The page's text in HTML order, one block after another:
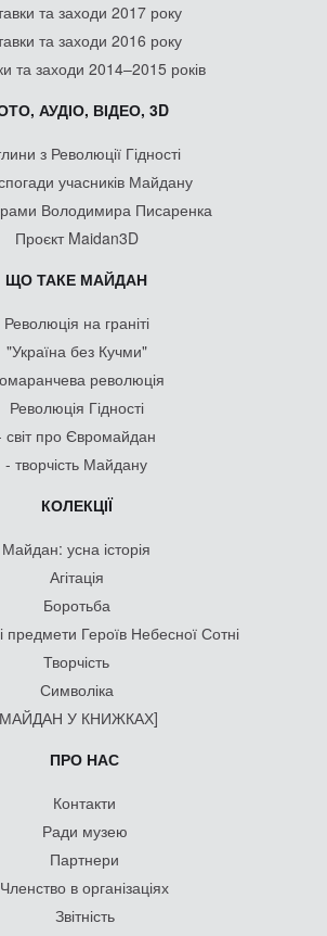
та заходи 2017 року
та заходи 2016 року
та заходи 2014–2015 років
АУДІО, ВІДЕО, 3D
з Революції Гідності
учасників Майдану
Володимира Писаренка
Проєкт Maidan3D
ЩО ТАКЕ МАЙДАН
Революція на граніті
"Україна без Кучми"
революція
Революція Гідності
світ про Євромайдан
- творчість Майдану
КОЛЕКЦІЇ
Майдан: усна історія
Агітація
Боротьба
предмети Героїв Небесної Сотні
Творчість
Символіка
У КНИЖКАХ]
ПРО НАС
Контакти
Ради музею
Партнери
Членство в організаціях
Звітність